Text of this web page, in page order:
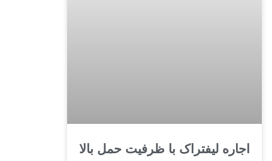
اجاره لیفتراک با ظرفیت حمل بالا